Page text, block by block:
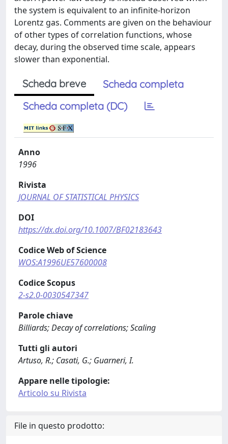
the system is equivalent to an infinite-horizon
Lorentz gas. Comments are given on the behaviour
of other types of correlation functions, whose
decay, during the observed time scale, appears
slower than exponential.
Scheda breve
Scheda completa
Scheda completa (DC)
Anno
1996
Rivista
JOURNAL OF STATISTICAL PHYSICS
DOI
https://dx.doi.org/10.1007/BF02183643
Codice Web of Science
WOS:A1996UE57600008
Codice Scopus
2-s2.0-0030547347
Parole chiave
Billiards; Decay of correlations; Scaling
Tutti gli autori
Artuso, R.; Casati, G.; Guarneri, I.
Appare nelle tipologie:
Articolo su Rivista
File in questo prodotto: